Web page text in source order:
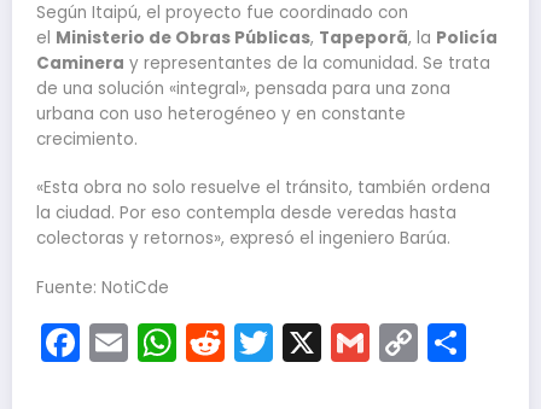
Según Itaipú, el proyecto fue coordinado con
el Ministerio de Obras Públicas, Tapeporã, la Policía
Caminera y representantes de la comunidad. Se trata
de una solución «integral», pensada para una zona
urbana con uso heterogéneo y en constante
crecimiento.
«Esta obra no solo resuelve el tránsito, también ordena
la ciudad. Por eso contempla desde veredas hasta
colectoras y retornos», expresó el ingeniero Barúa.
Fuente: NotiCde
Facebook
EmailWhatsApp
Reddit
Twitter
X Gmail
Copy
Link